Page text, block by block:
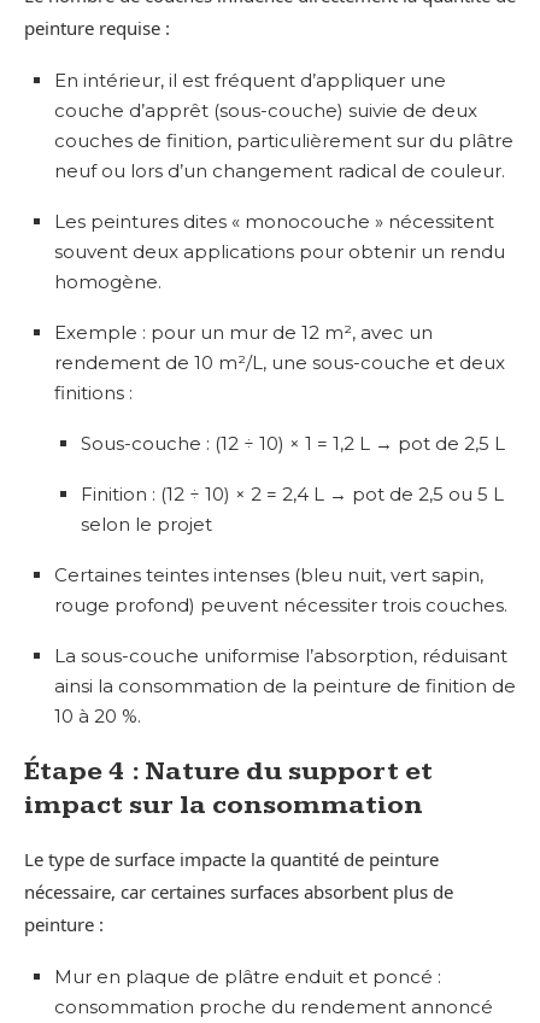
peinture requise :
En intérieur, il est fréquent d’appliquer une
couche d’apprêt (sous-couche) suivie de deux
couches de finition, particulièrement sur du plâtre
neuf ou lors d’un changement radical de couleur.
Les peintures dites « monocouche » nécessitent
souvent deux applications pour obtenir un rendu
homogène.
Exemple : pour un mur de 12 m², avec un
rendement de 10 m²/L, une sous-couche et deux
finitions :
Sous-couche : (12 ÷ 10) × 1 = 1,2 L → pot de 2,5 L
Finition : (12 ÷ 10) × 2 = 2,4 L → pot de 2,5 ou 5 L
selon le projet
Certaines teintes intenses (bleu nuit, vert sapin,
rouge profond) peuvent nécessiter trois couches.
La sous-couche uniformise l’absorption, réduisant
ainsi la consommation de la peinture de finition de
10 à 20 %.
Étape 4 : Nature du support et
impact sur la consommation
Le type de surface impacte la quantité de peinture
nécessaire, car certaines surfaces absorbent plus de
peinture :
Mur en plaque de plâtre enduit et poncé :
consommation proche du rendement annoncé